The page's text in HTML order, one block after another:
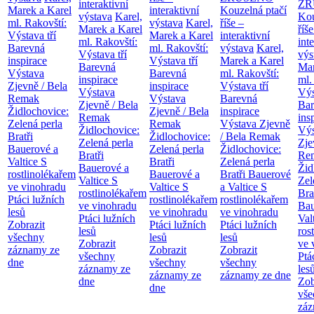
Marek a Karel
ml. Rakovští:
Výstava tří
Barevná
inspirace
Výstava
Zjevně / Bela
Remak
Židlochovice:
Zelená perla
Bratři
Bauerové a
Valtice S
rostlinolékařem
ve vinohradu
Ptáci lužních
lesů
Zobrazit
všechny
záznamy ze
dne
interaktivní
výstava Karel,
Marek a Karel
ml. Rakovští:
Výstava tří
Barevná
inspirace
Výstava
Zjevně / Bela
Remak
Židlochovice:
Zelená perla
Bratři
Bauerové a
Valtice S
rostlinolékařem
ve vinohradu
Ptáci lužních
lesů
Zobrazit
všechny
záznamy ze
dne
interaktivní
výstava Karel,
Marek a Karel
ml. Rakovští:
Výstava tří
Barevná
inspirace
Výstava
Zjevně / Bela
Remak
Židlochovice:
Zelená perla
Bratři
Bauerové a
Valtice S
rostlinolékařem
ve vinohradu
Ptáci lužních
lesů
Zobrazit
všechny
záznamy ze
dne
Kouzelná ptačí
říše –
interaktivní
výstava Karel,
Marek a Karel
ml. Rakovští:
Výstava tří
Barevná
inspirace
Výstava Zjevně
/ Bela Remak
Židlochovice:
Zelená perla
Bratři Bauerové
a Valtice S
rostlinolékařem
ve vinohradu
Ptáci lužních
lesů
Zobrazit
všechny
záznamy ze dne
ml.
ve